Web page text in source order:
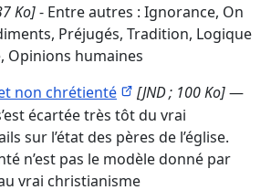
Ko]- Entre autres : Ignorance, On
Préjugés, Tradition, Logique
humaines
non chrétienté
[JND ; 100 Ko]—
écartée très tôt du vrai
sur l’état des pères de l’église.
n’est pas le modèle donné par
vrai christianisme